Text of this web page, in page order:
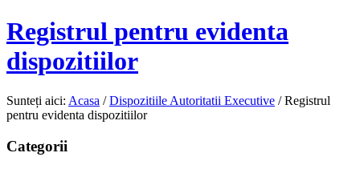
Registrul pentru evidenta
dispozitiilor
Sunteți aici: Acasa / Dispozitiile Autoritatii Executive / Registrul
pentru evidenta dispozitiilor
Categorii